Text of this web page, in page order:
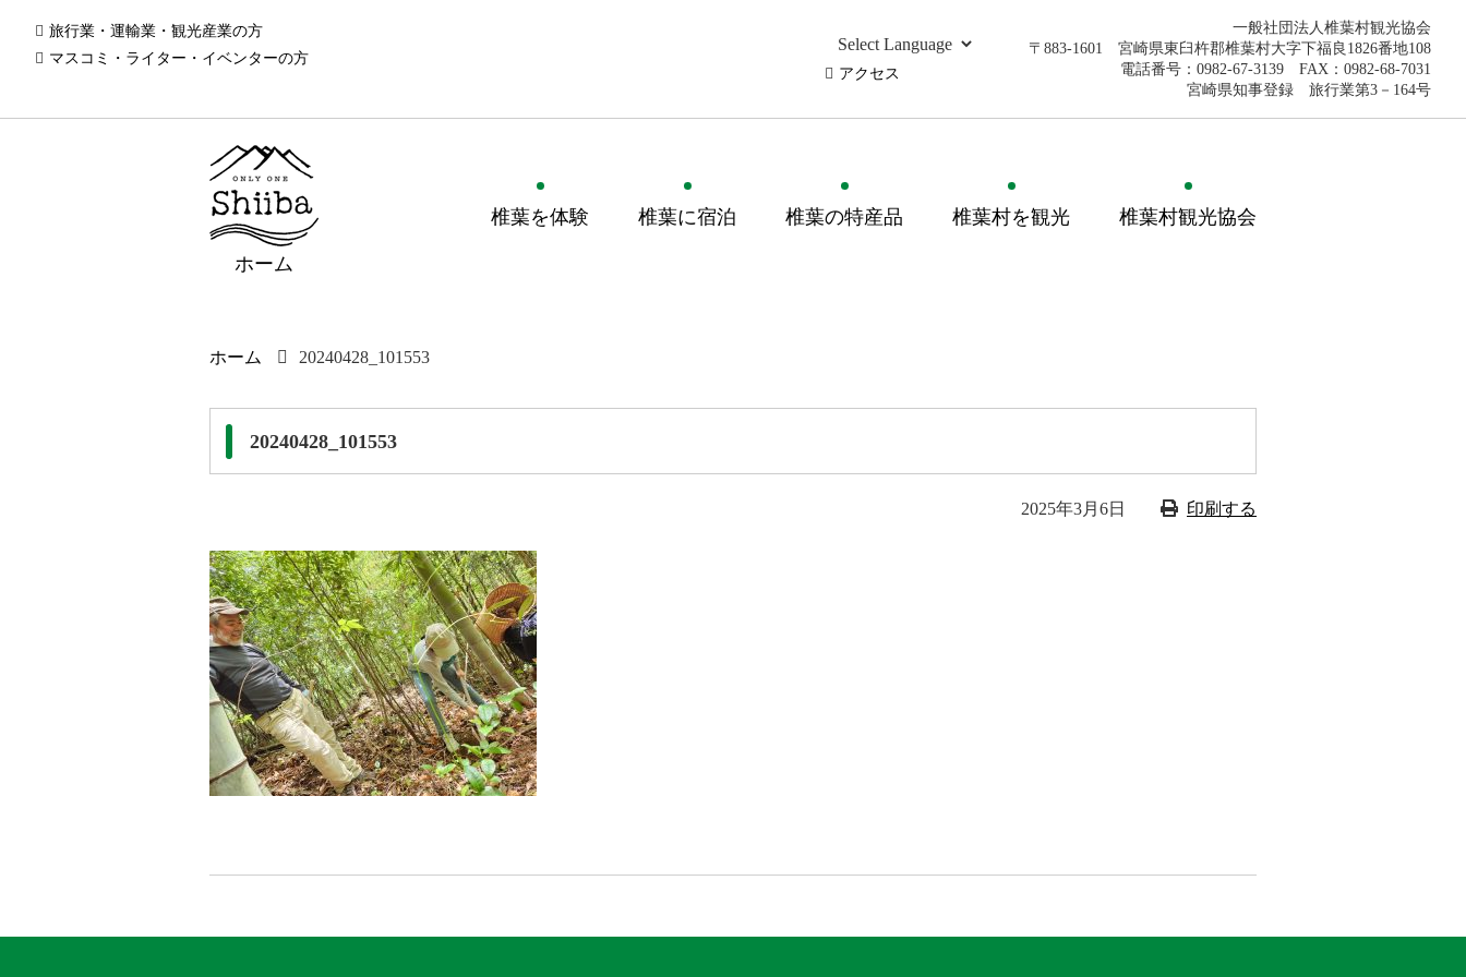
旅行業・運輸業・観光産業の方
マスコミ・ライター・イベンターの方
アクセス
一般社団法人椎葉村観光協会
〒883-1601 宮崎県東臼杵郡椎葉村大字下福良1826番地108
電話番号：0982-67-3139 FAX：0982-68-7031
宮崎県知事登録 旅行業第3－164号
ホーム
椎葉を体験 椎葉に宿泊 椎葉の特産品 椎葉村を観光 椎葉村観光協会
ホーム 20240428_101553
20240428_101553
2025年3月6日 印刷する